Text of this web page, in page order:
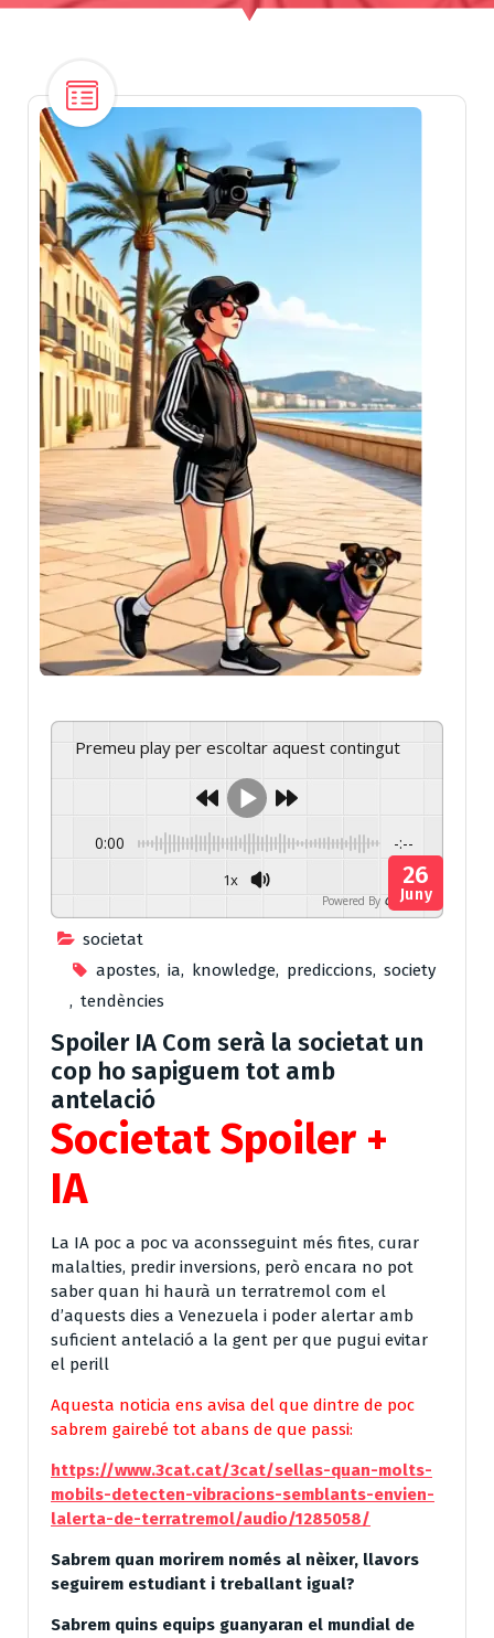
Premeu play per escoltar aquest contingut
0:00 -:--
1x
Powered By GSpeech
societat
apostes, ia, knowledge, prediccions, society
, tendències
26
Juny
Spoiler IA Com serà la societat un
cop ho sapiguem tot amb
antelació
Societat Spoiler +
IA
La IA poc a poc va aconsseguint més fites, curar
malalties, predir inversions, però encara no pot
saber quan hi haurà un terratremol com el
d’aquests dies a Venezuela i poder alertar amb
suficient antelació a la gent per que pugui evitar
el perill
Aquesta noticia ens avisa del que dintre de poc
sabrem gairebé tot abans de que passi:
https://www.3cat.cat/3cat/sellas-quan-molts-
mobils-detecten-vibracions-semblants-envien-
lalerta-de-terratremol/audio/1285058/
Sabrem quan morirem només al nèixer, llavors
seguirem estudiant i treballant igual?
Sabrem quins equips guanyaran el mundial de